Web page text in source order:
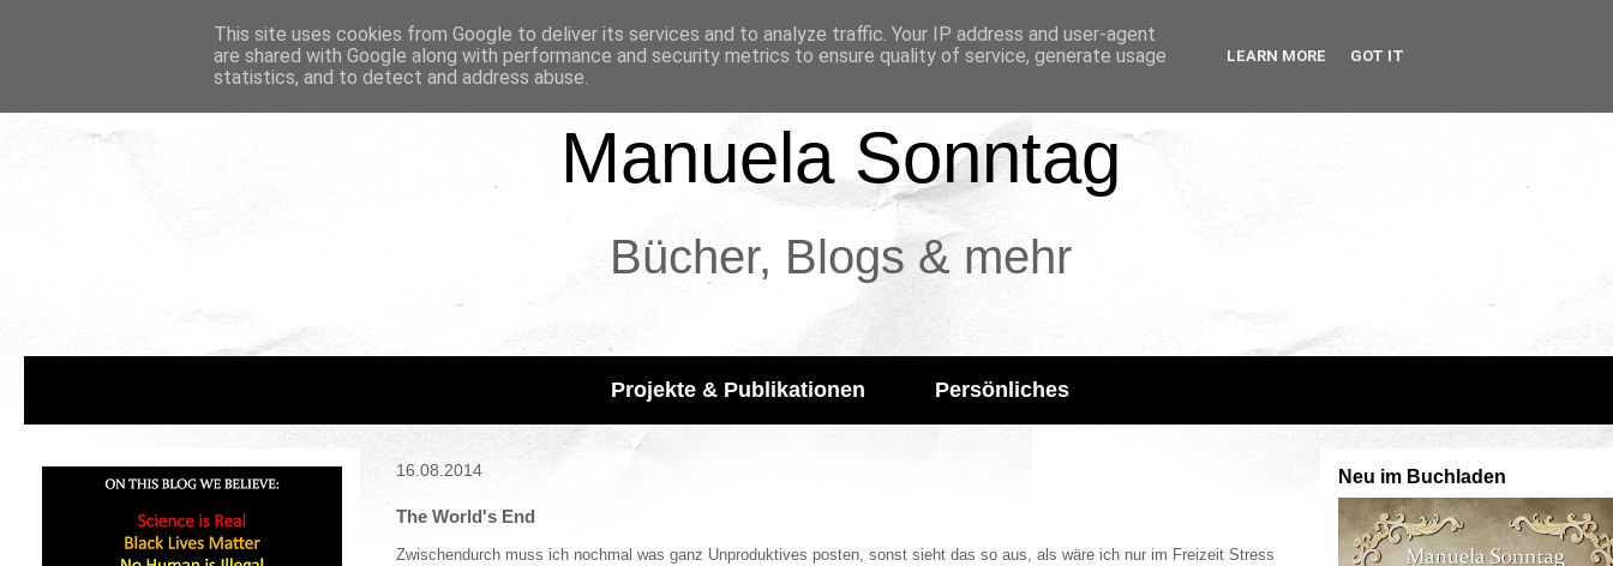
Manuela Sonntag
Bücher, Blogs & mehr
Projekte & Publikationen Persönliches
16.08.2014
The World's End
Zwischendurch muss ich nochmal was ganz Unproduktives posten, sonst sieht das so aus, als wäre ich nur im Freizeit Stress
Neu im Buchladen
This site uses cookies from Google to deliver its services and to analyze traffic. Your IP address and user-agent
are shared with Google along with performance and security metrics to ensure quality of service, generate usage
statistics, and to detect and address abuse.
LEARN MORE GOT IT